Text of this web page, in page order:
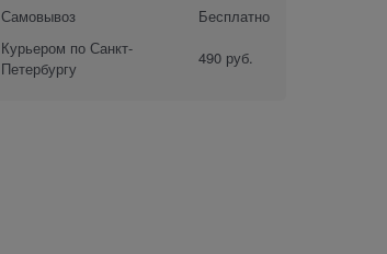
Самовывоз
Бесплатно
Курьером по Санкт-
Петербургу
490 руб.